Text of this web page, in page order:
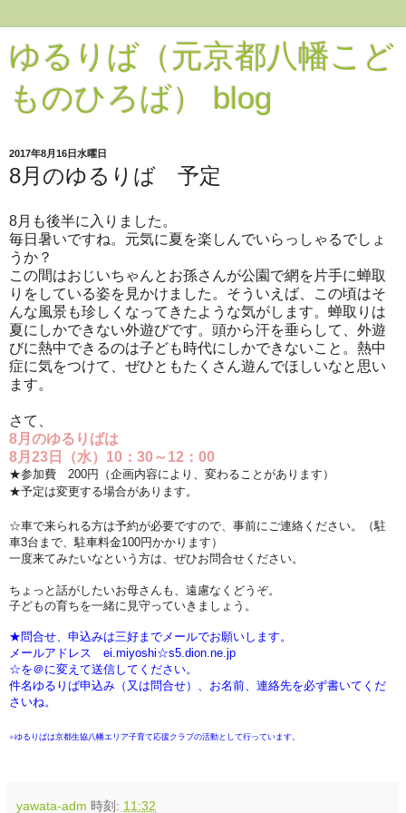
ゆるりば（元京都八幡こど
ものひろば） blog
2017年8月16日水曜日
8月のゆるりば 予定
8月も後半に入りました。
毎日暑いですね。元気に夏を楽しんでいらっしゃるでしょ
うか？
この間はおじいちゃんとお孫さんが公園で網を片手に蝉取
りをしている姿を見かけました。そういえば、この頃はそ
んな風景も珍しくなってきたような気がします。蝉取りは
夏にしかできない外遊びです。頭から汗を垂らして、外遊
びに熱中できるのは子ども時代にしかできないこと。熱中
症に気をつけて、ぜひともたくさん遊んでほしいなと思い
ます。
さて、
8月のゆるりばは
8月23日（水）10：30～12：00
★参加費 200円（企画内容により、変わることがあります）
★予定は変更する場合があります。
☆車で来られる方は予約が必要ですので、事前にご連絡ください。（駐
車3台まで、駐車料金100円かかります）
一度来てみたいなという方は、ぜひお問合せください。
ちょっと話がしたいお母さんも、遠慮なくどうぞ。
子どもの育ちを一緒に見守っていきましょう。
★問合せ、申込みは三好までメールでお願いします。
メールアドレス ei.miyoshi☆s5.dion.ne.jp
☆を＠に変えて送信してください。
件名ゆるりば申込み（又は問合せ）、お名前、連絡先を必ず書いてくだ
さいね。
※ゆるりばは京都生協八幡エリア子育て応援クラブの活動として行っています。
yawata-adm 時刻: 11:32